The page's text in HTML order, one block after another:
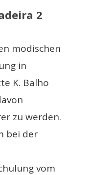
2
modischen
in
K. Balho
zu werden.
bei der
vom